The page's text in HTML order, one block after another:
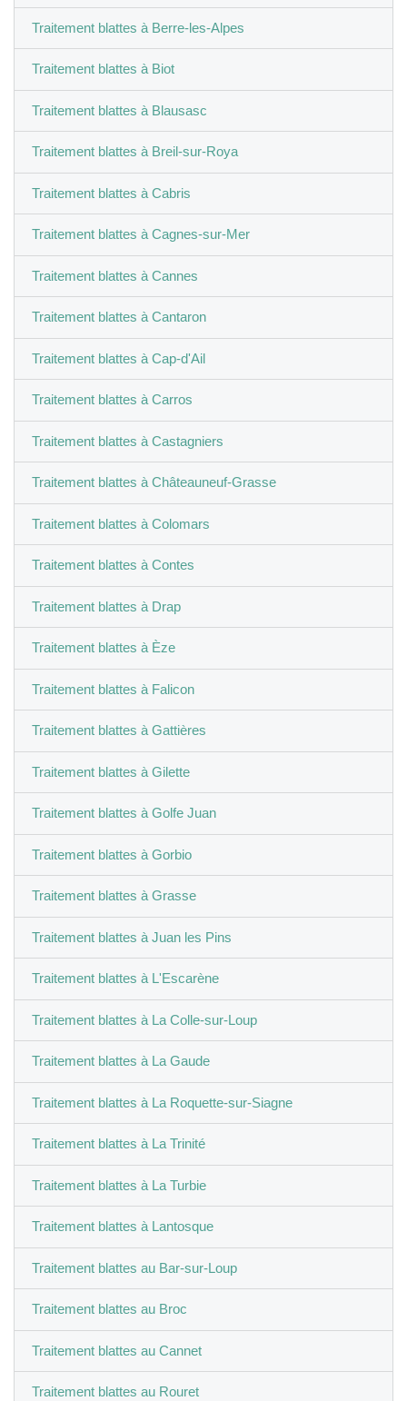
Traitement blattes à Berre-les-Alpes
Traitement blattes à Biot
Traitement blattes à Blausasc
Traitement blattes à Breil-sur-Roya
Traitement blattes à Cabris
Traitement blattes à Cagnes-sur-Mer
Traitement blattes à Cannes
Traitement blattes à Cantaron
Traitement blattes à Cap-d'Ail
Traitement blattes à Carros
Traitement blattes à Castagniers
Traitement blattes à Châteauneuf-Grasse
Traitement blattes à Colomars
Traitement blattes à Contes
Traitement blattes à Drap
Traitement blattes à Èze
Traitement blattes à Falicon
Traitement blattes à Gattières
Traitement blattes à Gilette
Traitement blattes à Golfe Juan
Traitement blattes à Gorbio
Traitement blattes à Grasse
Traitement blattes à Juan les Pins
Traitement blattes à L'Escarène
Traitement blattes à La Colle-sur-Loup
Traitement blattes à La Gaude
Traitement blattes à La Roquette-sur-Siagne
Traitement blattes à La Trinité
Traitement blattes à La Turbie
Traitement blattes à Lantosque
Traitement blattes au Bar-sur-Loup
Traitement blattes au Broc
Traitement blattes au Cannet
Traitement blattes au Rouret